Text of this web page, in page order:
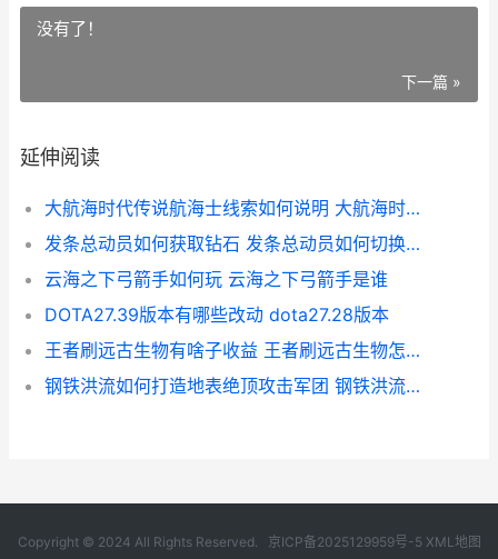
没有了！
下一篇 »
延伸阅读
大航海时代传说航海士线索如何说明 大航海时代传说大餐密码
发条总动员如何获取钻石 发条总动员如何切换账号登录
云海之下弓箭手如何玩 云海之下弓箭手是谁
DOTA27.39版本有哪些改动 dota27.28版本
王者刷远古生物有啥子收益 王者刷远古生物怎么刷
钢铁洪流如何打造地表绝顶攻击军团 钢铁洪流副本
Copyright © 2024 All Rights Reserved. 京ICP备2025129959号-5 XML地图